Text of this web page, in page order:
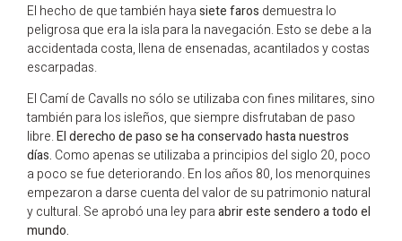
El hecho de que también hayasiete faros demuestra lo
peligrosa que era la isla para la navegación. Esto se debe a la
accidentada costa, llena de ensenadas, acantilados y costas
escarpadas.
El Camíde Cavalls no sólo se utilizaba con fines militares, sino
también para los isleños, que siempre disfrutaban de paso
libre.El derecho de paso se ha conservado hasta nuestros
días. Como apenas se utilizaba a principios del siglo 20, poco
a poco se fue deteriorando. En los años 80, los menorquines
empezaron a darse cuenta del valor de su patrimonio natural
y cultural. Se aprobó una ley paraabrir este sendero a todo el
mundo.